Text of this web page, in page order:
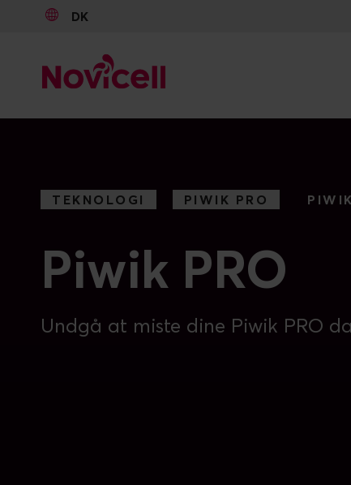
DK
TEKNOLOGI PIWIK PRO
Piwik PRO
Undgå at miste dine Piwik PRO